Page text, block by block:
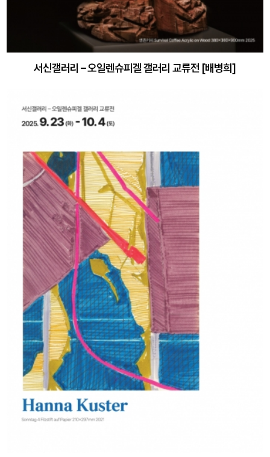
서신갤러리 – 오일렌슈피겔 갤러리 교류전 [배병희]